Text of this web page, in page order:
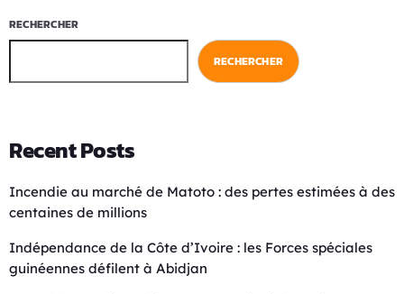
RECHERCHER
RECHERCHER
Recent Posts
Incendie au marché de Matoto : des pertes estimées à des
centaines de millions
Indépendance de la Côte d’Ivoire : les Forces spéciales
guinéennes défilent à Abidjan